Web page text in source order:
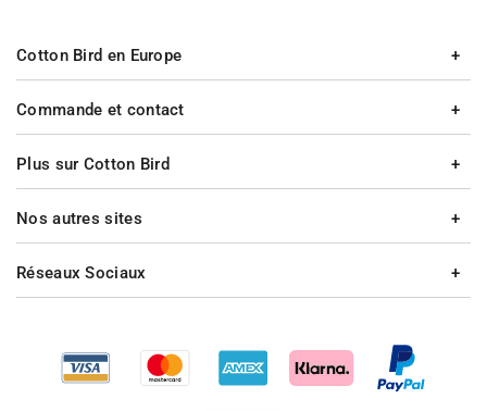
Commande et contact
Plus sur Cotton Bird
Cotton Bird en Europe
Nos autres sites
Réseaux Sociaux